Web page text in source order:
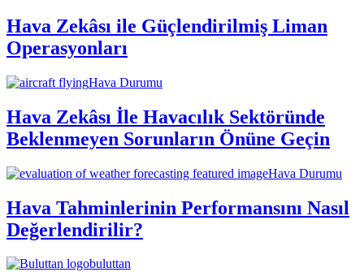
Hava Zekâsı ile Güçlendirilmiş Liman
Operasyonları
Hava Durumu
Hava Zekâsı İle Havacılık Sektöründe
Beklenmeyen Sorunların Önüne Geçin
Hava Durumu
Hava Tahminlerinin Performansını Nasıl
Değerlendirilir?
buluttan